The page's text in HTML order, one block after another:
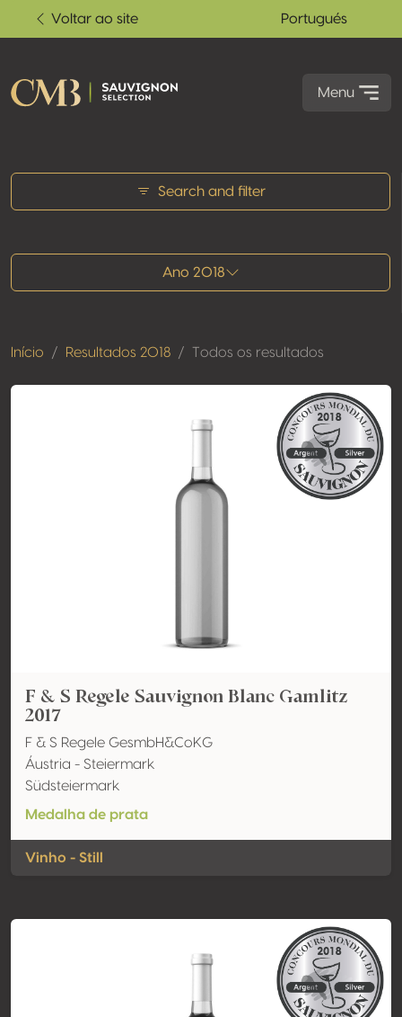
Voltar ao site Portugués
Menu
Search and filter
Ano 2018
Início Resultados 2018 Todos os resultados
F & S Regele Sauvignon Blanc Gamlitz
2017
F & S Regele GesmbH&CoKG
Áustria - Steiermark
Südsteiermark
Medalha de prata
Vinho - Still